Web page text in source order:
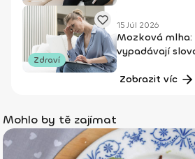
Zdraví
15 Júl 2026
Mozková
vypadávají
Zobrazit víc
Mohlo by tě zajímat